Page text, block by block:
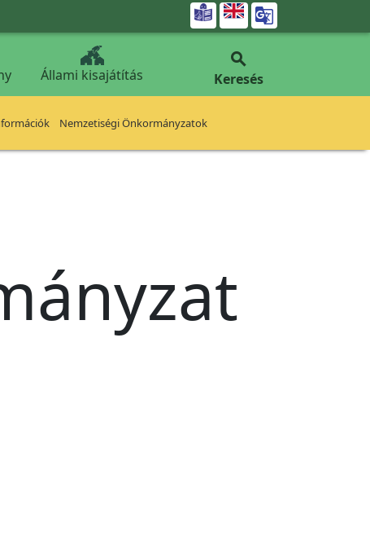

Állami kisajátítás

Keresés
Nemzetiségi Önkormányzatok